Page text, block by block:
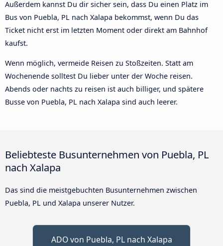
Außerdem kannst Du dir sicher sein, dass Du einen Platz im
Bus von Puebla, PL nach Xalapa bekommst, wenn Du das
Ticket nicht erst im letzten Moment oder direkt am Bahnhof
kaufst.
Wenn möglich, vermeide Reisen zu Stoßzeiten. Statt am
Wochenende solltest Du lieber unter der Woche reisen.
Abends oder nachts zu reisen ist auch billiger, und spätere
Busse von Puebla, PL nach Xalapa sind auch leerer.
Beliebteste Busunternehmen von Puebla, PL
nach Xalapa
Das sind die meistgebuchten Busunternehmen zwischen
Puebla, PL und Xalapa unserer Nutzer.
ADO von Puebla, PL nach Xalapa